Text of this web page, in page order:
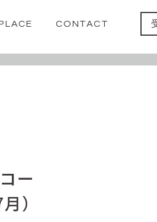
CONTACT
ー
）